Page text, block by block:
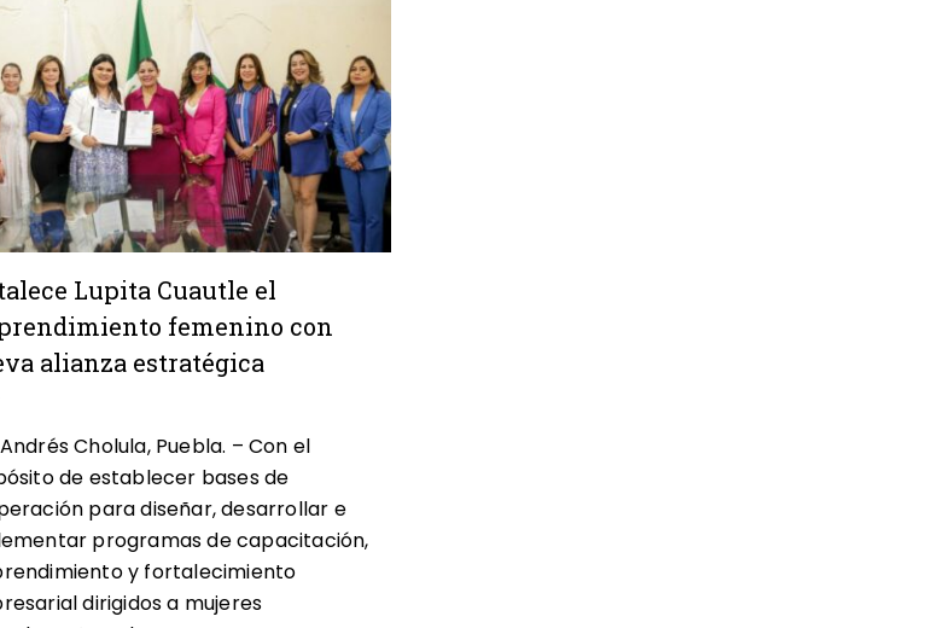
Lupita Cuautle el
femenino con
alianza estratégica
Cholula, Puebla. – Con el
de establecer bases de
para diseñar, desarrollar e
programas de capacitación,
y fortalecimiento
dirigidos a mujeres